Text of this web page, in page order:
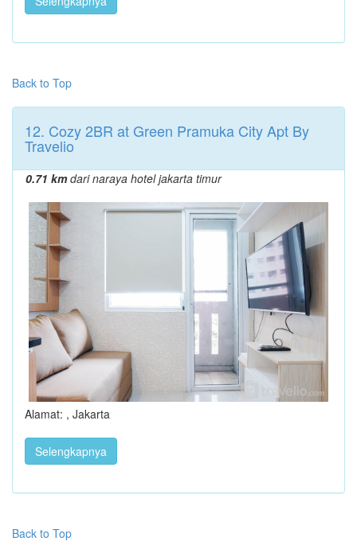
Back to Top
12. Cozy 2BR at Green Pramuka City Apt By
Travelio
0.71 kmdari naraya hotel jakarta timur
Alamat: , Jakarta
Selengkapnya
Back to Top